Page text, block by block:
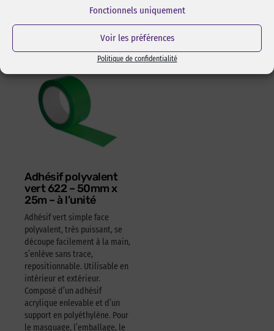
Fonctionnels uniquement
Voir les préférences
Politique de confidentialité
Réf Pixcl : ALISPIXSPR005
4,05€ 4,86€TTC
HT
Adhésif polyvalent
vert 622 – 50mm x
25m – à l’unité
Adhésif vert simple face
polyvalent, très puissant, se
découpe facilement à la main,
s’enlève sans trace,
repositionnable. Utilisable en
intérieur et extérieur.
Composé d’un adhésif
acrylique enlevable et d’un
support en polyéthylène. Pour
le masquage, l’emballage, le